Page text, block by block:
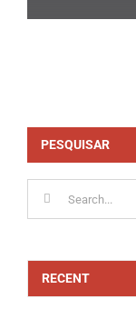
PESQUISAR
RECENT